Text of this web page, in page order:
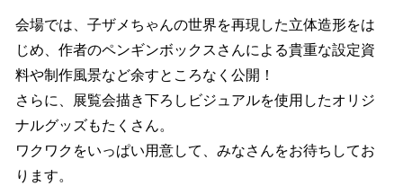
会場では、子ザメちゃんの世界を再現した立体造形をは
じめ、作者のペンギンボックスさんによる貴重な設定資
料や制作風景など余すところなく公開！
さらに、展覧会描き下ろしビジュアルを使用したオリジ
ナルグッズもたくさん。
ワクワクをいっぱい用意して、みなさんをお待ちしてお
ります。